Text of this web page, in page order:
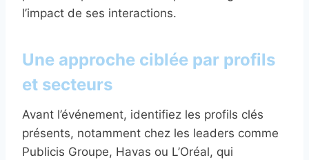
l’impact de ses interactions.
Une approche ciblée par profils
et secteurs
Avant l’événement, identifiez les profils clés
présents, notamment chez les leaders comme
Publicis Groupe, Havas ou L’Oréal, qui